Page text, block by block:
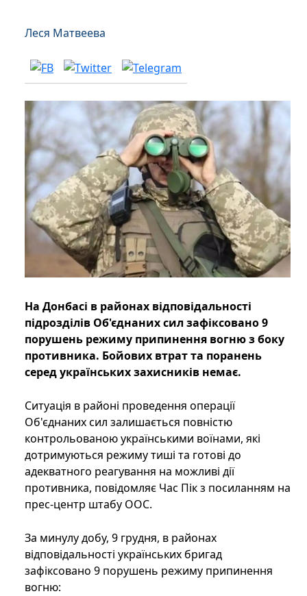
Леся Матвеева
На Донбасі в районах відповідальності
підрозділів Об'єднаних сил зафіксовано 9
порушень режиму припинення вогню з боку
противника. Бойових втрат та поранень
серед українських захисників немає.
Ситуація в районі проведення операції
Об'єднаних сил залишається повністю
контрольованою українськими воїнами, які
дотримуються режиму тиші та готові до
адекватного реагування на можливі дії
противника, повідомляє Час Пік з посиланням на
прес-центр штабу ООС.
За минулу добу, 9 грудня, в районах
відповідальності українських бригад
зафіксовано 9 порушень режиму припинення
вогню: